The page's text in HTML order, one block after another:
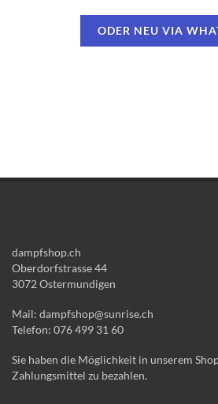
dampfshop.ch
Oberdorfstrasse 44
3072 Ostermundigen
Mail: dampfshop@sunrise.ch
Telefon: 076 499 31 60
Sie haben die Möglichkeit in unserem
Zahlungsmittel zu bezahlen.